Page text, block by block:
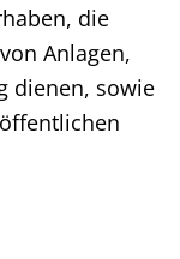
die
Anlagen,
dienen, sowie